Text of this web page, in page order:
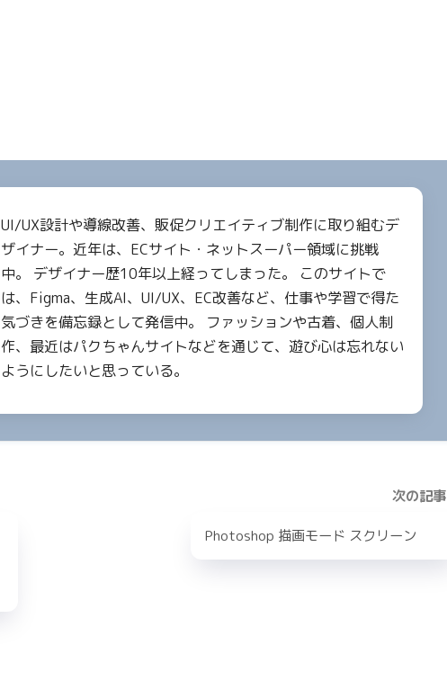
UI/UX設計や導線改善、販促クリエイティブ制作に取り組むデ
ザイナー。近年は、ECサイト・ネットスーパー領域に挑戦
中。 デザイナー歴10年以上経ってしまった。 このサイトで
は、Figma、生成AI、UI/UX、EC改善など、仕事や学習で得た
気づきを備忘録として発信中。 ファッションや古着、個人制
作、最近はパクちゃんサイトなどを通じて、遊び心は忘れない
ようにしたいと思っている。
次の記事
Photoshop 描画モード スクリーン